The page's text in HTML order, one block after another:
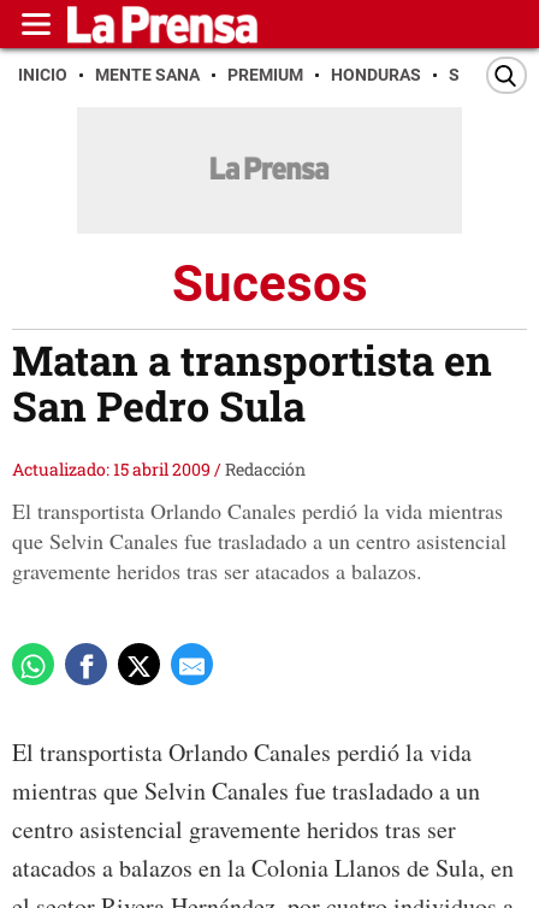
INICIO MENTE SANA PREMIUM HONDURAS SAN PEDRO
Sucesos
Matan a transportista en
San Pedro Sula
Actualizado: 15 abril 2009 /Redacción
El transportista Orlando Canales perdió la vida mientras
que Selvin Canales fue trasladado a un centro asistencial
gravemente heridos tras ser atacados a balazos.
El transportista Orlando Canales perdió la vida
mientras que Selvin Canales fue trasladado a un
centro asistencial gravemente heridos tras ser
atacados a balazos en la Colonia Llanos de Sula, en